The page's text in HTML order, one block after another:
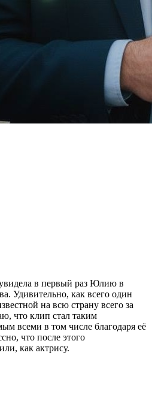
в первый раз Юлию в
Удивительно, как всего один
на всю страну всего за
что клип стал таким
всеми в том числе благодаря её
что после этого
как актрису.